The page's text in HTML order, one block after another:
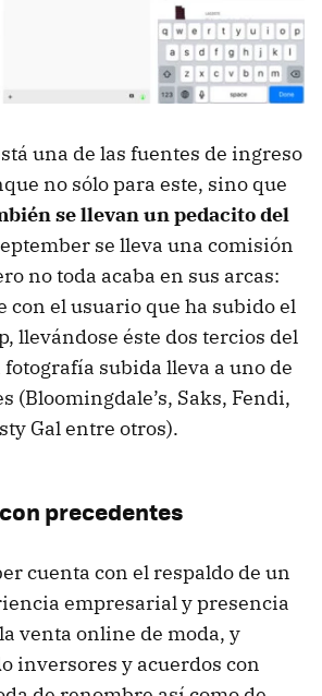
una de las fuentes de ingreso
no sólo para este, sino que
se llevan un pedacito del
se lleva una comisión
no toda acaba en sus arcas:
con el usuario que ha subido el
llevándose éste dos tercios del
fotografía subida lleva a uno de
(Bloomingdale’s, Saks, Fendi,
Gal entre otros).
precedentes
cuenta con el respaldo de un
empresarial y presencia
venta online de moda, y
inversores y acuerdos con